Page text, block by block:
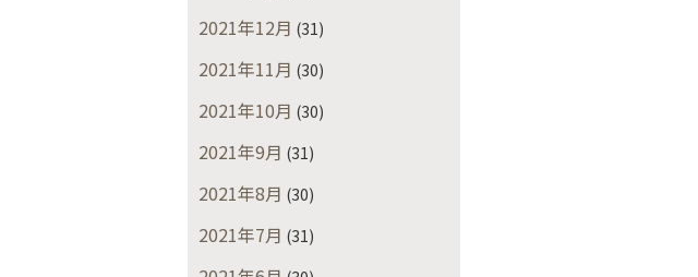
2021年12月 (31)
2021年11月 (30)
2021年10月 (30)
2021年9月 (31)
2021年8月 (30)
2021年7月 (31)